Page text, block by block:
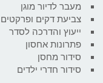
מעבר לדיור מוגן
צביעת דקים
ייעוץ והדרכה לסדר
פתרונות אחסון
סידור מחסן
סידור חדרי ילדים